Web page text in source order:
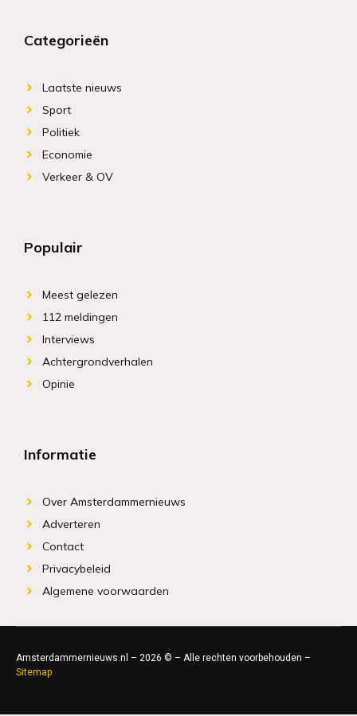
Categorieën
Laatste nieuws
Sport
Politiek
Economie
Verkeer & OV
Populair
Meest gelezen
112 meldingen
Interviews
Achtergrondverhalen
Opinie
Informatie
Over Amsterdammernieuws
Adverteren
Contact
Privacybeleid
Algemene voorwaarden
Amsterdammernieuws.nl – 2026 © – Alle rechten voorbehouden –
Sitemap